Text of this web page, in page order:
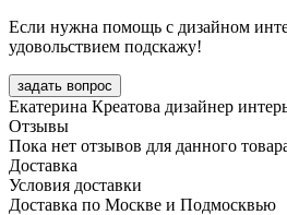
Если нужна помощь с дизайном
удовольствием подскажу!
задать вопрос
Екатерина Креатова дизайнер
Отзывы
Пока нет отзывов для данного
Доставка
Условия доставки
Доставка по Москве и Подмосквью